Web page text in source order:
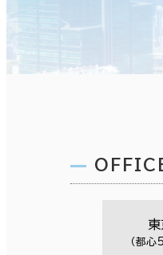
（都心